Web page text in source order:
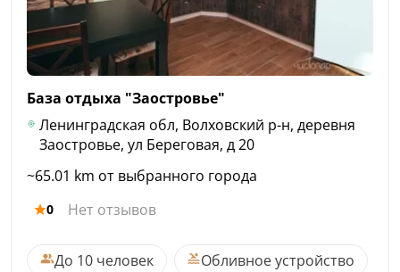
База отдыха "Заостровье"
Ленинградская обл, Волховский р-н, деревня
Заостровье, ул Береговая, д 20
~65.01 km от выбранного города
0 Нет отзывов
До 10 человек
Обливное устройство